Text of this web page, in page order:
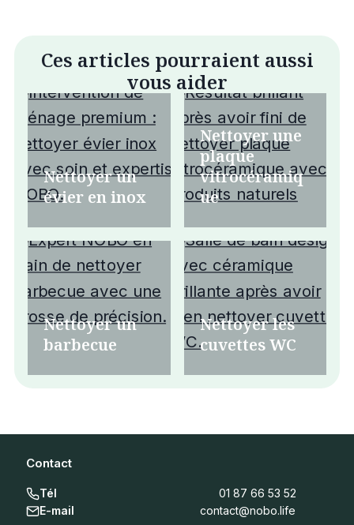
Ces articles pourraient aussi
vous aider
Nettoyer un
évier en inox
Nettoyer une
plaque
vitrocéramiq
ue
Nettoyer un
barbecue
Nettoyer les
cuvettes WC
Contact
Tél
01 87 66 53 52
E-mail
contact@nobo.life